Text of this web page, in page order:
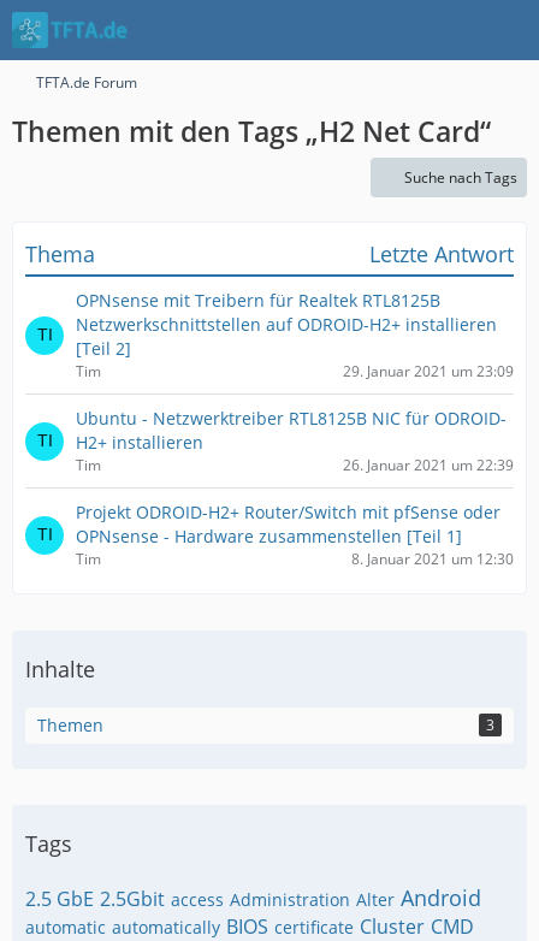
TFTA.de Forum
Themen mit den Tags „H2 Net Card“
Suche nach Tags
Thema Letzte Antwort
OPNsense mit Treibern für Realtek RTL8125B
Netzwerkschnittstellen auf ODROID-H2+ installieren
[Teil 2]
Tim 29. Januar 2021 um 23:09
Ubuntu - Netzwerktreiber RTL8125B NIC für ODROID-
H2+ installieren
Tim 26. Januar 2021 um 22:39
Projekt ODROID-H2+ Router/Switch mit pfSense oder
OPNsense - Hardware zusammenstellen [Teil 1]
Tim 8. Januar 2021 um 12:30
Inhalte
Themen 3
Tags
2.5 GbE 2.5Gbit access Administration Alter Android
automatic automatically BIOS certificate Cluster CMD